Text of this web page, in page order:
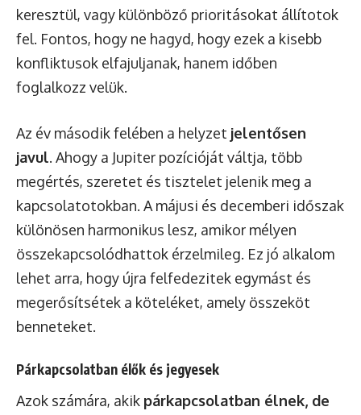
keresztül, vagy különböző prioritásokat állítotok
fel. Fontos, hogy ne hagyd, hogy ezek a kisebb
konfliktusok elfajuljanak, hanem időben
foglalkozz velük.
Az év második felében a helyzet jelentősen
javul. Ahogy a Jupiter pozícióját váltja, több
megértés, szeretet és tisztelet jelenik meg a
kapcsolatotokban. A májusi és decemberi időszak
különösen harmonikus lesz, amikor mélyen
összekapcsolódhattok érzelmileg. Ez jó alkalom
lehet arra, hogy újra felfedezitek egymást és
megerősítsétek a köteléket, amely összeköt
benneteket.
Párkapcsolatban élők és jegyesek
Azok számára, akik párkapcsolatban élnek, de